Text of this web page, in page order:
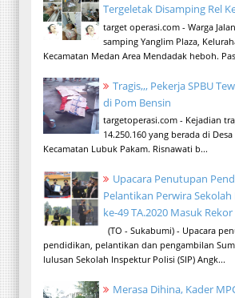
Tergeletak Disamping Rel
target operasi.com - Warga
samping Yanglim Plaza,
Kecamatan Medan Area Mendadak heboh.
Tragis,,, Pekerja SPBU
di Pom Bensin
targetoperasi.com - Kejadian
14.250.160 yang berada di
Kecamatan Lubuk Pakam. Risnawati b...
Upacara Penutupan
Pelantikan Perwira
ke-49 TA.2020 Masuk Rekor
(TO - Sukabumi) - Upacara
pendidikan, pelantikan dan pengambilan
lulusan Sekolah Inspektur Polisi (SIP) Angk...
Merasa Dihina, Kader